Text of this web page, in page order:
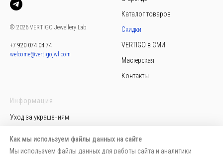
Как мы используем файлы данных на сайте
Мы используем файлы данных для работы сайта и аналитики
© 2026 VERTIGO Jewellery Lab
+7 920 074 04 74
welcome@vertigojwl.com
Каталог товаров
Скидки
VERTIGO в СМИ
Мастерская
Контакты
Информация
Уход за украшениям
Пользовательское соглашение